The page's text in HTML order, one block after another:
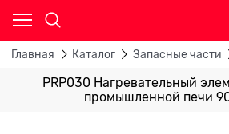
Главная Каталог Запасные части
PRP030 Нагревательный
промышленной печи